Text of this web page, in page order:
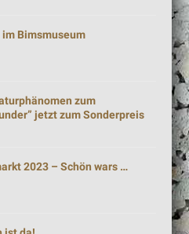
Bimsmuseum
zum
jetzt zum Sonderpreis
2023 – Schön wars …